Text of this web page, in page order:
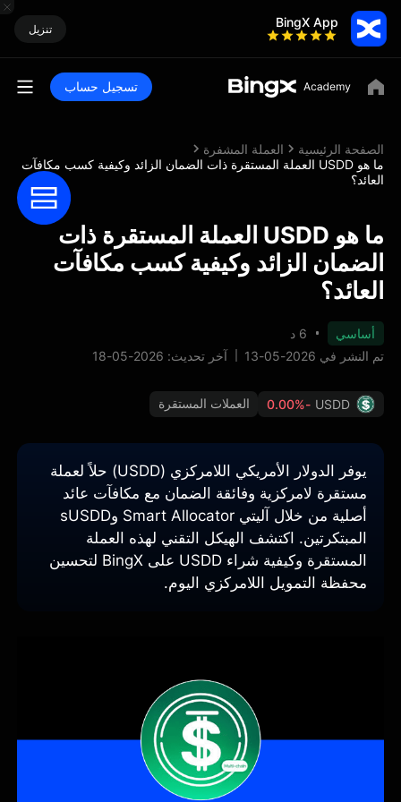
BingX App تنزيل
تسجيل حساب
الصفحة الرئيسية
العملة المشفرة
ما هو USDD العملة المستقرة ذات الضمان الزائد وكيفية كسب مكافآت
العائد؟
ما هو USDD العملة المستقرة ذات
الضمان الزائد وكيفية كسب مكافآت
العائد؟
أساسي
6 د
تم النشر في 2026-05-13
آخر تحديث: 2026-05-18
USDD
-0.00% العملات المستقرة
يوفر الدولار الأمريكي اللامركزي (USDD) حلاً لعملة
مستقرة لامركزية وفائقة الضمان مع مكافآت عائد
أصلية من خلال آليتي Smart Allocator وsUSDD
المبتكرتين. اكتشف الهيكل التقني لهذه العملة
المستقرة وكيفية شراء USDD على BingX لتحسين
محفظة التمويل اللامركزي اليوم.